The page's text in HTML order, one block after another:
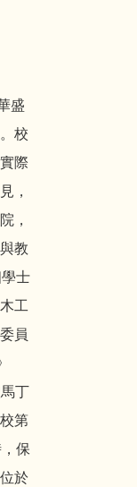
盛
校
際
，
，
教
士
工
員
丁
第
保
於